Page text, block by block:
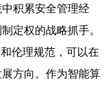
积累安全管理经
定权的战略抓手。
伦理规范，可以在
方向。作为智能算